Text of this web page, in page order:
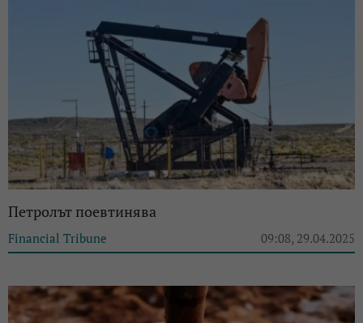
Петролът поевтинява
Financial Tribune 09:08, 29.04.2025